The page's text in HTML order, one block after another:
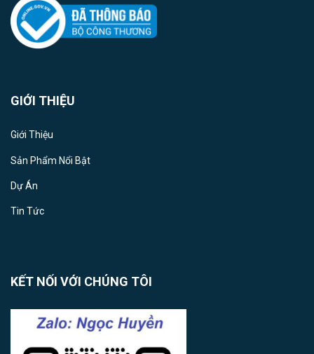
GIỚI THIỆU
Giới Thiệu
Sản Phẩm Nổi Bật
Dự Án
Tin Tức
KẾT NỐI VỚI CHÚNG TÔI